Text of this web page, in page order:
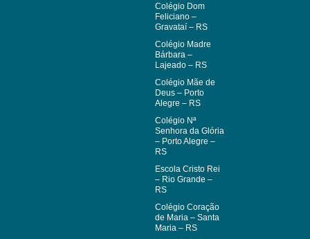
Colégio Dom
Feliciano –
Gravataí – RS
Colégio Madre
Bárbara –
Lajeado – RS
Colégio Mãe de
Deus – Porto
Alegre – RS
Colégio Nª
Senhora da Glória
– Porto Alegre –
RS
Escola Cristo Rei
– Rio Grande –
RS
Colégio Coração
de Maria – Santa
Maria – RS